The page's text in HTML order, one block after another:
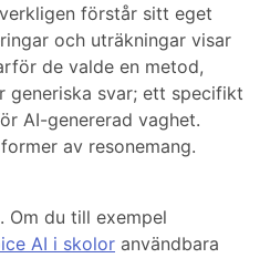
förstår sitt eget
och uträkningar visar
de valde en metod,
generiska svar; ett specifikt
AI-genererad vaghet.
av resonemang.
Om du till exempel
AI i skolor användbara